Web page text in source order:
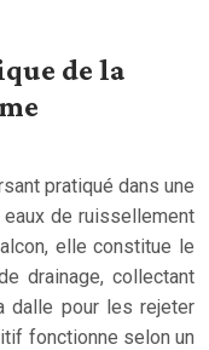
de la
pratiqué dans une
de ruissellement
elle constitue le
drainage, collectant
dalle pour les rejeter
fonctionne selon un